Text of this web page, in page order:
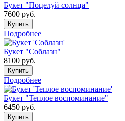
Букет "Поцелуй солнца"
7600 руб.
Купить
Подробнее
Букет "Соблазн"
8100 руб.
Купить
Подробнее
Букет "Теплое воспоминание"
6450 руб.
Купить